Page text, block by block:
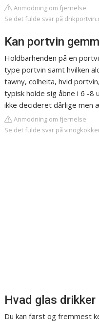
Anmodning om fjernelse
Se det fulde svar på
Kan portvin
Holdbarhenden på en
type portvin samt hvilken
tawny, colheita, hvid
typisk holde sig åbne i 6 -8
ikke decideret dårlige men
Anmodning om fjernelse
Se det fulde svar på
Hvad glas
Du kan først og fremmest